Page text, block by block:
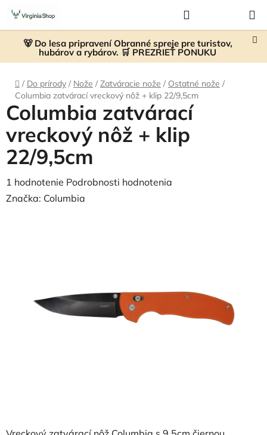
Prejsť
obsah
🐻 Do lesa pripravení Obranné spreje pre turistov,
hubárov a rybárov. 🛒 PREZRIEŤ PONUKU
KOŠÍK
Domov
/ Do prírody / Nože / Zatváracie nože / Ostatné nože /
Columbia zatvárací vreckový nôž + klip 22/9,5cm
Columbia zatvárací
vreckový nôž + klip
22/9,5cm
Priemerné
hodnotenie
hviezdičiek.
1 hodnotenie Podrobnosti hodnotenia
Značka: Columbia